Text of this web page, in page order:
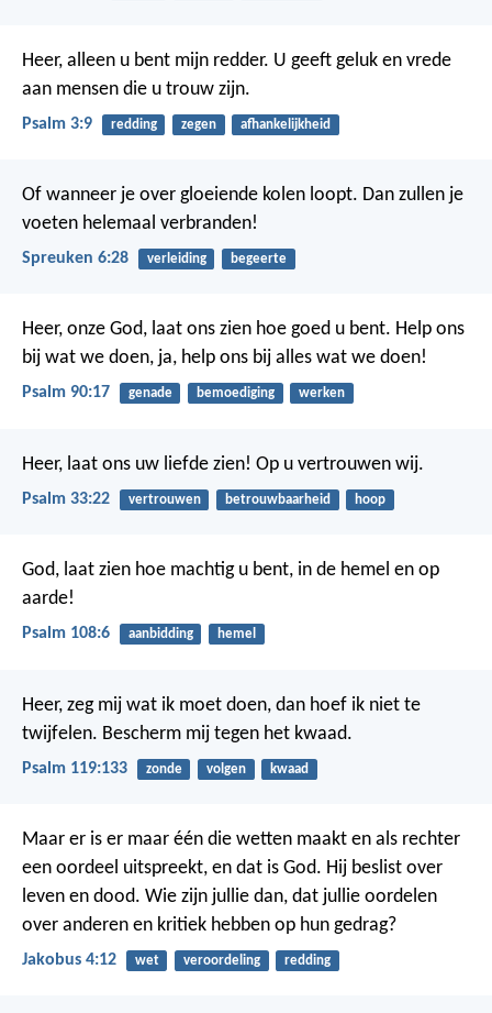
Heer, alleen u bent mijn redder. U geeft geluk en vrede
aan mensen die u trouw zijn.
Psalm 3:9 redding zegen afhankelijkheid
Of wanneer je over gloeiende kolen loopt. Dan zullen je
voeten helemaal verbranden!
Spreuken 6:28 verleiding begeerte
Heer, onze God, laat ons zien hoe goed u bent. Help ons
bij wat we doen, ja, help ons bij alles wat we doen!
Psalm 90:17 genade bemoediging werken
Heer, laat ons uw liefde zien! Op u vertrouwen wij.
Psalm 33:22 vertrouwen betrouwbaarheid hoop
God, laat zien hoe machtig u bent, in de hemel en op
aarde!
Psalm 108:6 aanbidding hemel
Heer, zeg mij wat ik moet doen, dan hoef ik niet te
twijfelen. Bescherm mij tegen het kwaad.
Psalm 119:133 zonde volgen kwaad
Maar er is er maar één die wetten maakt en als rechter
een oordeel uitspreekt, en dat is God. Hij beslist over
leven en dood. Wie zijn jullie dan, dat jullie oordelen
over anderen en kritiek hebben op hun gedrag?
Jakobus 4:12 wet veroordeling redding